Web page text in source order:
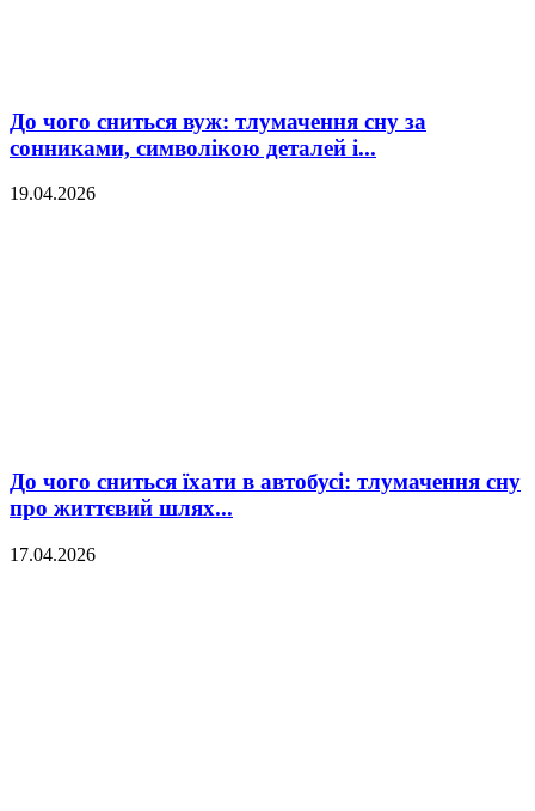
До чого сниться вуж: тлумачення сну за
сонниками, символікою деталей і...
19.04.2026
До чого сниться їхати в автобусі: тлумачення сну
про життєвий шлях...
17.04.2026